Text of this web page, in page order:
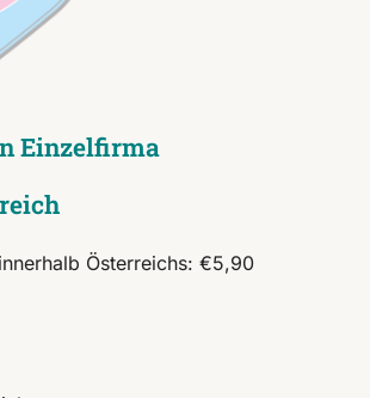
Einzelfirma
Österreichs: €5,90